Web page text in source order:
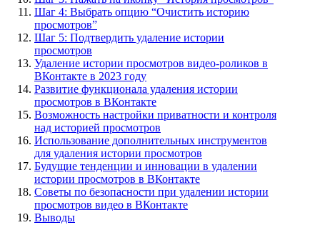
Шаг 4: Выбрать опцию “Очистить историю
просмотров”
Шаг 5: Подтвердить удаление истории
просмотров
Удаление истории просмотров видео-роликов в
ВКонтакте в 2023 году
Развитие функционала удаления истории
просмотров в ВКонтакте
Возможность настройки приватности и контроля
над историей просмотров
Использование дополнительных инструментов
для удаления истории просмотров
Будущие тенденции и инновации в удалении
истории просмотров в ВКонтакте
Советы по безопасности при удалении истории
просмотров видео в ВКонтакте
Выводы